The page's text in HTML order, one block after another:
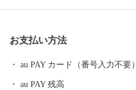
お支払い方法
au PAY カード（番号入力不要）
au PAY 残高